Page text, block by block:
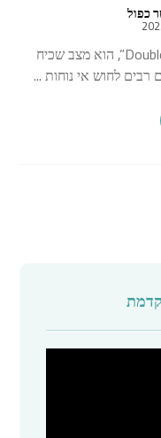
כפול
הסנטר הכפול, המוכר גם בשם “Double Chin”, הוא מצב שכיח
לחוש אי נוחות ...